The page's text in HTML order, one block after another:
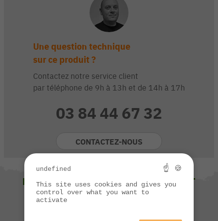
Une question technique
sur ce produit ?
Contactez notre service client
par téléphone de 9h à 13h et de 14h à 17h
03 84 44 67 32
CONTACTEZ-NOUS
NOUS VOUS SUGGÉRONS ÉGALEMENT
undefined ☝ 🍪
This site uses cookies and gives you
control over what you want to
activate